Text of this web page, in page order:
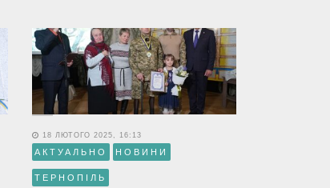
18 ЛЮТОГО 2025, 16:13
АКТУАЛЬНО НОВИНИ
ТЕРНОПІЛЬ